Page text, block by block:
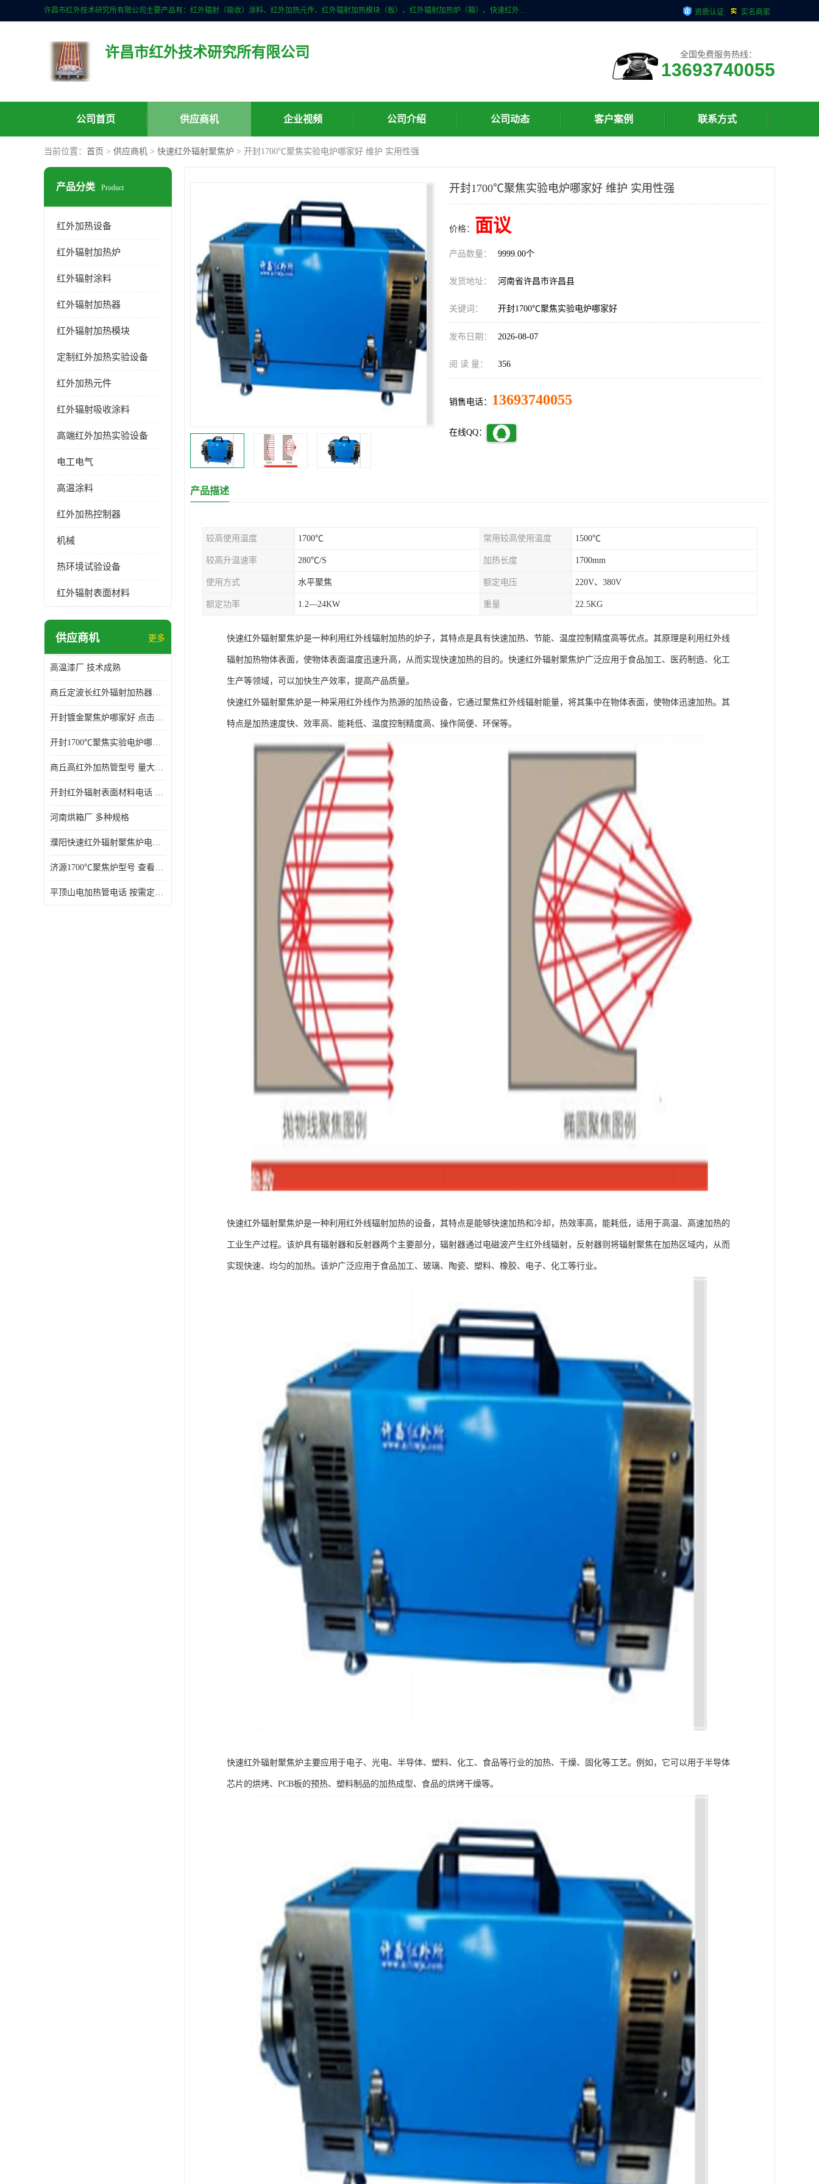
许昌市红外技术研究所有限公司主要产品有：红外辐射（吸收）涂料、红外加热元件、红外辐射加热模块（板）、红外辐射加热炉（箱）、快速红外辐射加热器、系列高端红外加热实验设备、系列红外加热控制器等。 资质认证 实名商家
许昌市红外技术研究所有限公司 全国免费服务热线：
13693740055
公司首页 供应商机 企业视频 公司介绍 公司动态 客户案例 联系方式
当前位置： 首页 > 供应商机 > 快速红外辐射聚焦炉 > 开封1700℃聚焦实验电炉哪家好 维护 实用性强
产品分类 Product
红外加热设备
红外辐射加热炉
红外辐射涂料
红外辐射加热器
红外辐射加热模块
定制红外加热实验设备
红外加热元件
红外辐射吸收涂料
高端红外加热实验设备
电工电气
高温涂料
红外加热控制器
机械
热环境试验设备
红外辐射表面材料
供应商机 更多
高温漆厂 技术成熟
商丘定波长红外辐射加热器厂家 安装简单
开封镀金聚焦炉哪家好 点击了解 标志明显
开封1700℃聚焦实验电炉哪家好 维护 实用性强
商丘高红外加热管型号 量大价优
开封红外辐射表面材料电话 操作方便 操作灵活
河南烘箱厂 多种规格
濮阳快速红外辐射聚焦炉电话 性能稳定
济源1700℃聚焦炉型号 查看详情
平顶山电加热管电话 按需定制 大量现货
开封1700℃聚焦实验电炉哪家好 维护 实用性强
价格： 面议
产品数量： 9999.00个
发货地址： 河南省许昌市许昌县
关键词： 开封1700℃聚焦实验电炉哪家好
发布日期： 2026-08-07
阅 读 量： 356
销售电话： 13693740055
在线QQ：
产品描述
较高使用温度 1700℃ 常用较高使用温度 1500℃
较高升温速率 280℃/S 加热长度 1700mm
使用方式 水平聚焦 额定电压 220V、380V
额定功率 1.2—24KW 重量 22.5KG
快速红外辐射聚焦炉是一种利用红外线辐射加热的炉子，其特点是具有快速加热、节能、温度控制精度高等优点。其原理是利用红外线
辐射加热物体表面，使物体表面温度迅速升高，从而实现快速加热的目的。快速红外辐射聚焦炉广泛应用于食品加工、医药制造、化工
生产等领域，可以加快生产效率，提高产品质量。
快速红外辐射聚焦炉是一种采用红外线作为热源的加热设备，它通过聚焦红外线辐射能量，将其集中在物体表面，使物体迅速加热。其
特点是加热速度快、效率高、能耗低、温度控制精度高、操作简便、环保等。
快速红外辐射聚焦炉是一种利用红外线辐射加热的设备，其特点是能够快速加热和冷却，热效率高，能耗低，适用于高温、高速加热的
工业生产过程。该炉具有辐射器和反射器两个主要部分，辐射器通过电磁波产生红外线辐射，反射器则将辐射聚焦在加热区域内，从而
实现快速、均匀的加热。该炉广泛应用于食品加工、玻璃、陶瓷、塑料、橡胶、电子、化工等行业。
快速红外辐射聚焦炉主要应用于电子、光电、半导体、塑料、化工、食品等行业的加热、干燥、固化等工艺。例如，它可以用于半导体
芯片的烘烤、PCB板的预热、塑料制品的加热成型、食品的烘烤干燥等。